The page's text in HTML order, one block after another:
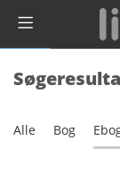
Alle Bog